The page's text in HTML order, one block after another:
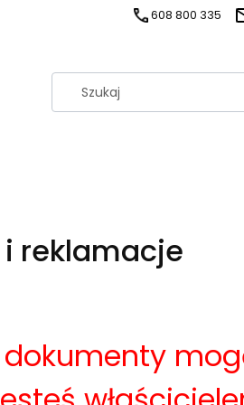
608 800 335
reklamacje
dokumenty